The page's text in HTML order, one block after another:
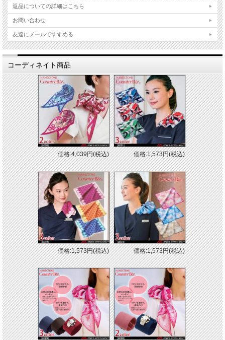
■素材：カスミバックサテンストライプ ポリエステル100%
■サイズ：8cm×14cm
■サッと着脱できるプッシュ式のバックル
■撥水 撥油
※取り寄せ商品、在庫有無、納期後日連絡
返品についての詳細はこちら
お問い合わせ
友達にメールですすめる
コーディネイト商品
価格:4,039円(税込) 価格:1,573円(税込)
価格:1,573円(税込) 価格:1,573円(税込)